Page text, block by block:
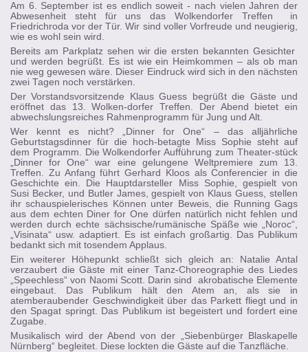
Am 6. September ist es endlich soweit - nach vielen Jahren der
Abwesenheit steht für uns das Wolkendorfer Treffen in
Friedrichroda vor der Tür. Wir sind voller Vorfreude und neugierig,
wie es wohl sein wird.
Bereits am Parkplatz sehen wir die ersten bekannten Gesichter
und werden begrüßt. Es ist wie ein Heimkommen – als ob man
nie weg gewesen wäre. Dieser Eindruck wird sich in den nächsten
zwei Tagen noch verstärken.
Der Vorstandsvorsitzende Klaus Guess begrüßt die Gäste und
eröffnet das 13. Wolken-dorfer Treffen. Der Abend bietet ein
abwechslungsreiches Rahmenprogramm für Jung und Alt.
Wer kennt es nicht? „Dinner for One“ – das alljährliche
Geburtstagsdinner für die hoch-betagte Miss Sophie steht auf
dem Programm. Die Wolkendorfer Aufführung zum Theater-stück
„Dinner for One“ war eine gelungene Weltpremiere zum 13.
Treffen. Zu Anfang führt Gerhard Kloos als Conferencier in die
Geschichte ein. Die Hauptdarsteller Miss Sophie, gespielt von
Susi Becker, und Butler James, gespielt von Klaus Guess, stellen
ihr schauspielerisches Können unter Beweis, die Running Gags
aus dem echten Diner for One dürfen natürlich nicht fehlen und
werden durch echte sächsische/rumänische Späße wie „Noroc“,
„Visinata“ usw. adaptiert. Es ist einfach großartig. Das Publikum
bedankt sich mit tosendem Applaus.
Ein weiterer Höhepunkt schließt sich gleich an: Natalie Antal
verzaubert die Gäste mit einer Tanz-Choreographie des Liedes
„Speechless“ von Naomi Scott. Darin sind akrobatische Elemente
eingebaut. Das Publikum hält den Atem an, als sie in
atemberaubender Geschwindigkeit über das Parkett fliegt und in
den Spagat springt. Das Publikum ist begeistert und fordert eine
Zugabe.
Musikalisch wird der Abend von der „Siebenbürger Blaskapelle
Nürnberg“ begleitet. Diese lockten die Gäste auf die Tanzfläche.